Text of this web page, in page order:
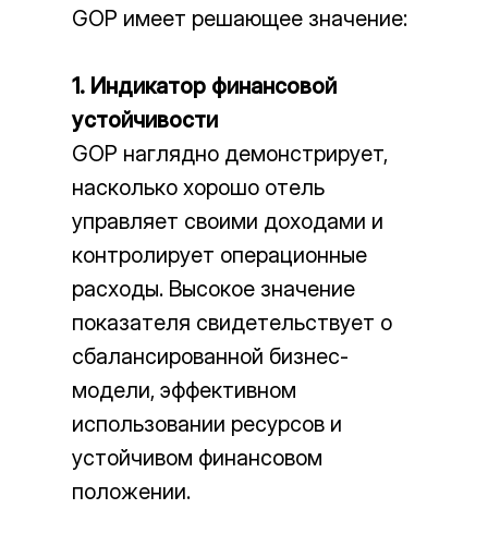
GOP имеет решающее значение:
1. Индикатор финансовой
устойчивости
GOP наглядно демонстрирует,
насколько хорошо отель
управляет своими доходами и
контролирует операционные
расходы. Высокое значение
показателя свидетельствует о
сбалансированной бизнес-
модели, эффективном
использовании ресурсов и
устойчивом финансовом
положении.